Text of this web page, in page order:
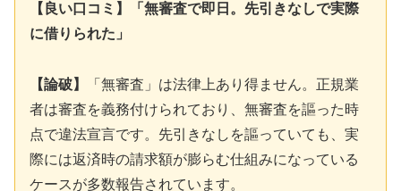
【良い口コミ】「無審査で即日。先引きなしで実際
に借りられた」
【論破】
「無審査」は法律上あり得ません。正規業
者は審査を義務付けられており、無審査を謳った時
点で違法宣言です。先引きなしを謳っていても、実
際には返済時の請求額が膨らむ仕組みになっている
ケースが多数報告されています。